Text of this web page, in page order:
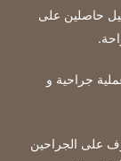
حاصلين على
.
عن 20 عامًا ، تم إجراء أكثر من 25000 عملية جراحية و
على الجراحين